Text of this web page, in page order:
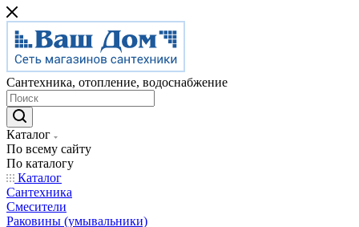
Сантехника, отопление, водоснабжение
Каталог
По всему сайту
По каталогу
Каталог
Сантехника
Смесители
Раковины (умывальники)